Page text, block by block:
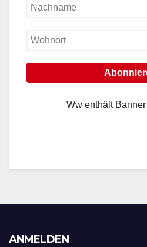
Ww enthält
ANMELDEN